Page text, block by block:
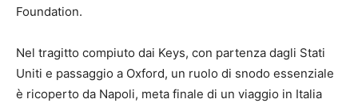
Foundation.
Nel tragitto compiuto dai Keys, con partenza dagli Stati
Uniti e passaggio a Oxford, un ruolo di snodo essenziale
è ricoperto da Napoli, meta finale di un viaggio in Italia